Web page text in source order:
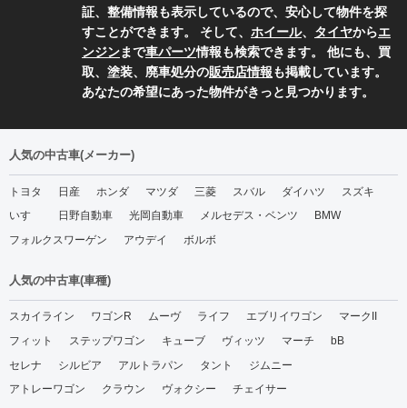
証、整備情報も表示しているので、安心して物件を探
すことができます。 そして、 ホイール、 タイヤからエ
ンジンまで車パーツ情報も検索できます。 他にも、買
取、塗装、廃車処分の販売店情報も掲載しています。
あなたの希望にあった物件がきっと見つかります。
人気の中古車(メーカー)
トヨタ 日産 ホンダ マツダ 三菱 スバル ダイハツ
スズキ
いすゞ
日野自動車 光岡自動車 メルセデス・ベンツ
BMW
フォルクスワーゲン
アウデイ ボルボ
人気の中古車(車種)
スカイライン ワゴンR ムーヴ ライフ エブリイワゴン
マークII
フィット
ステップワゴン キューブ ヴィッツ マーチ
bB
セレナ
シルビア アルトラパン タント
ジムニー
アトレーワゴン
クラウン ヴォクシー チェイサー